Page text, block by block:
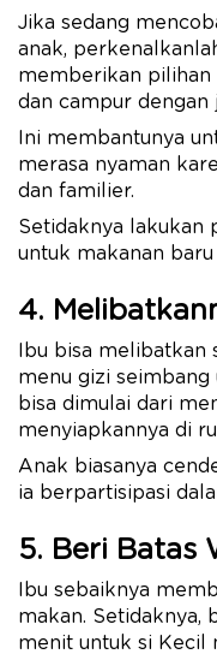
Jika sedang
anak,
memberikan pilihan
dan campur dengan
Ini membantunya
merasa nyaman
dan familier.
Setidaknya lakukan
untuk makanan
4.
Ibu bisa melibatkan
menu gizi
bisa dimulai dari
menyiapkannya di
Anak biasanya
ia berpartisipasi
5. Beri Batas
Ibu sebaiknya
makan. Setidaknya,
menit untuk si Kecil